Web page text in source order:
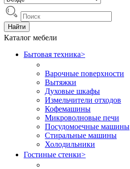
Найти
Каталог мебели
Бытовая техника>
Варочные поверхности
Вытяжки
Духовые шкафы
Измельчители отходов
Кофемашины
Микроволновые печи
Посудомоечные машины
Стиральные машины
Холодильники
Гостиные стенки>